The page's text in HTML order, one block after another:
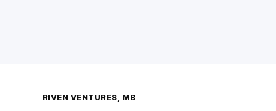
RIVEN VENTURES, MB